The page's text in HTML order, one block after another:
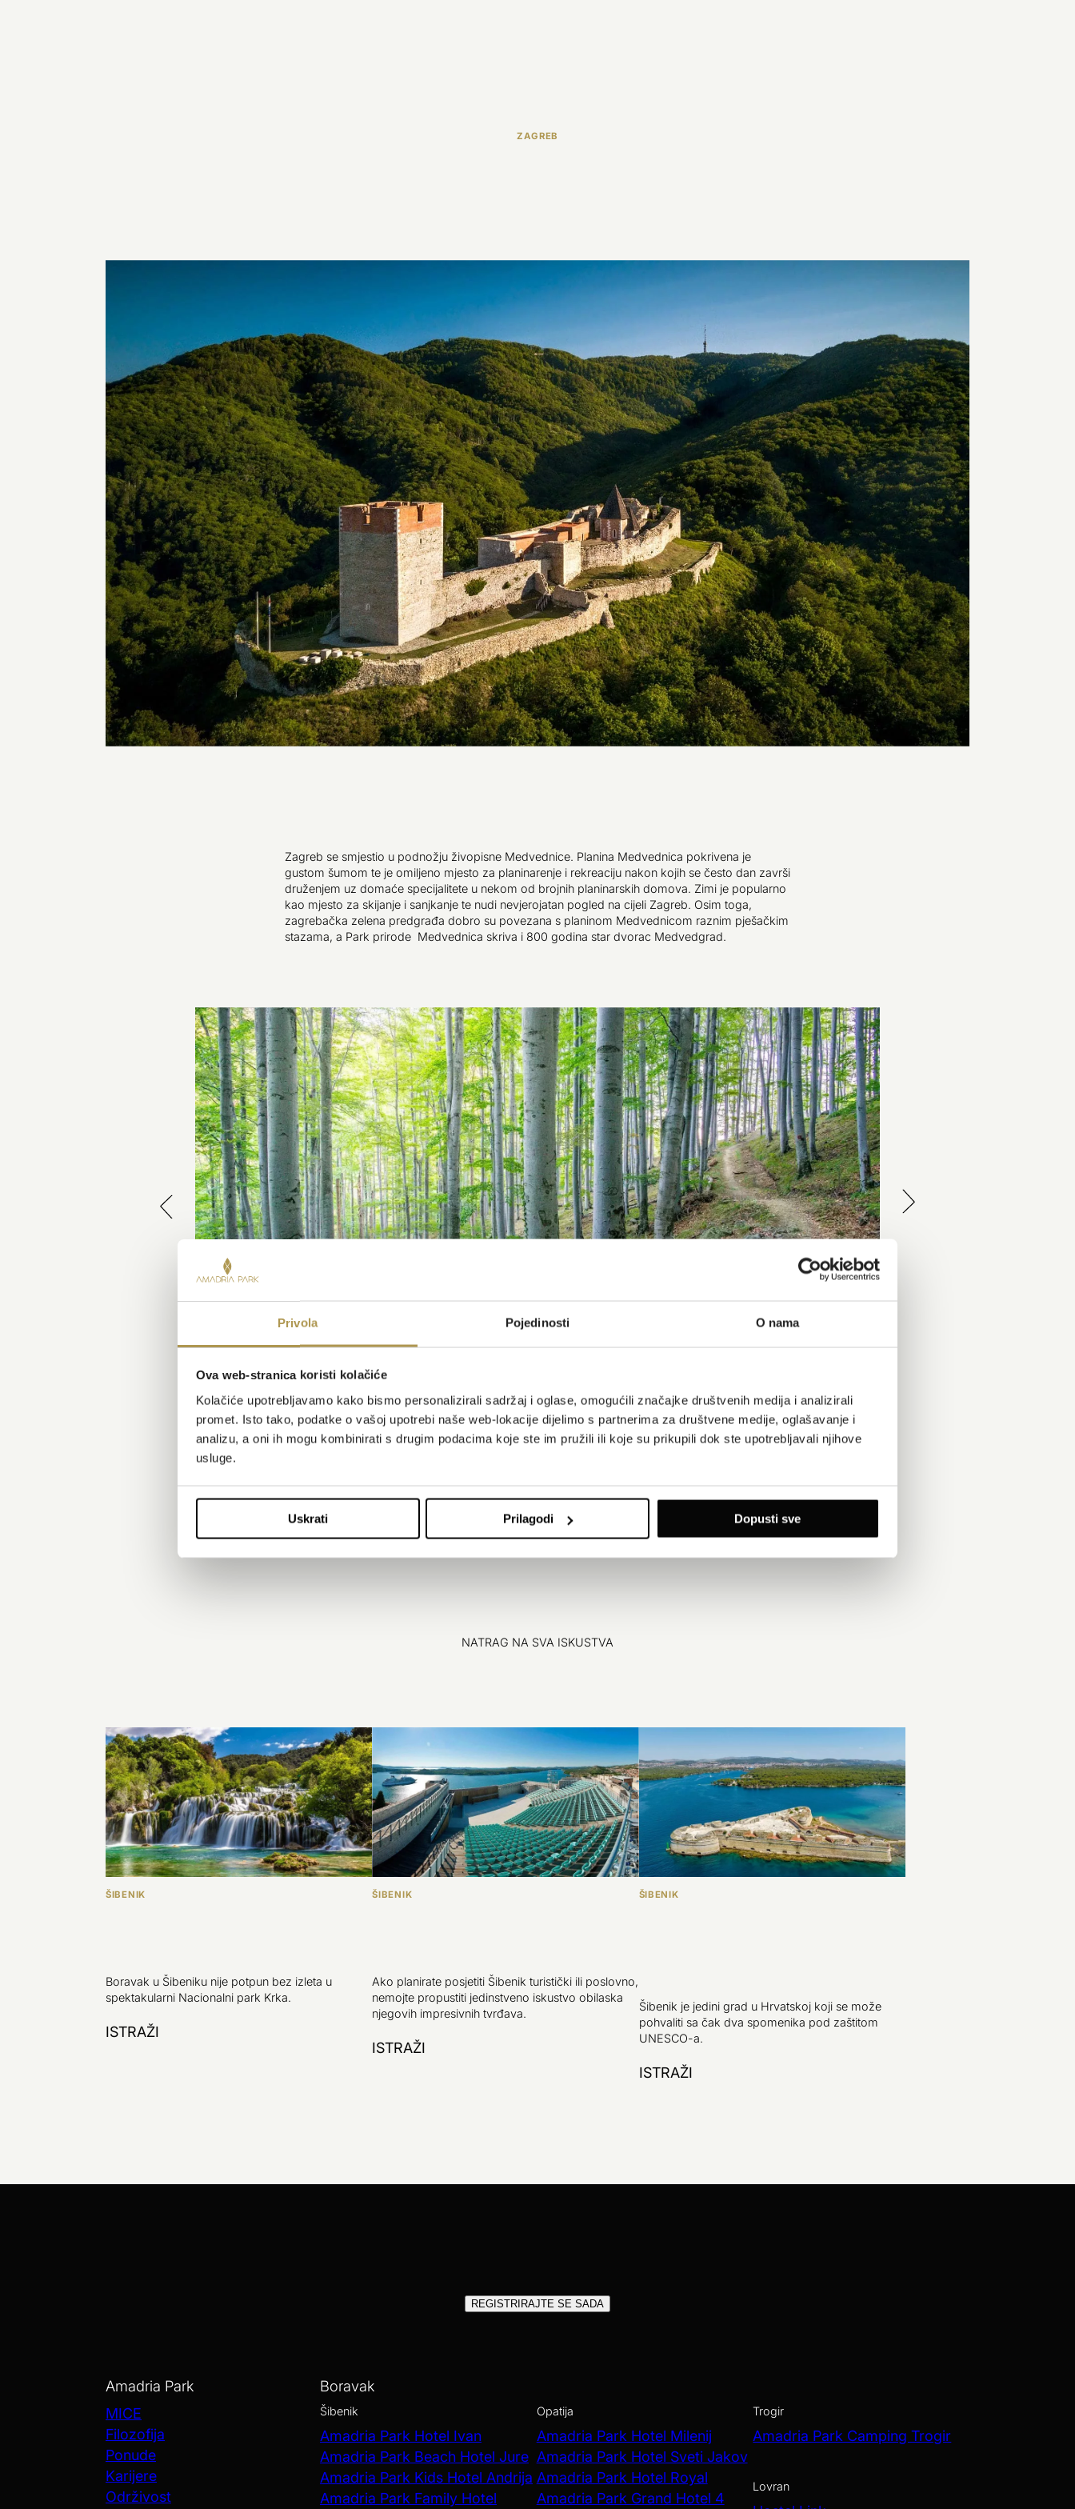
Privola Pojedinosti O nama
Ova web-stranica koristi kolačiće
Kolačiće upotrebljavamo kako bismo personalizirali sadržaj i oglase, omogućili značajke društvenih medija i analizirali
promet. Isto tako, podatke o vašoj upotrebi naše web-lokacije dijelimo s partnerima za društvene medije, oglašavanje i
analizu, a oni ih mogu kombinirati s drugim podacima koje ste im pružili ili koje su prikupili dok ste upotrebljavali njihove
usluge.
Uskrati Prilagodi Dopusti sve
ZAGREB
Zagreb se smjestio u podnožju živopisne Medvednice. Planina Medvednica pokrivena je
gustom šumom te je omiljeno mjesto za planinarenje i rekreaciju nakon kojih se često dan završi
druženjem uz domaće specijalitete u nekom od brojnih planinarskih domova. Zimi je popularno
kao mjesto za skijanje i sanjkanje te nudi nevjerojatan pogled na cijeli Zagreb. Osim toga,
zagrebačka zelena predgrađa dobro su povezana s planinom Medvednicom raznim pješačkim
stazama, a Park prirode Medvednica skriva i 800 godina star dvorac Medvedgrad.
NATRAG NA SVA ISKUSTVA
ŠIBENIK
Boravak u Šibeniku nije potpun bez izleta u
spektakularni Nacionalni park Krka.
ISTRAŽI
ŠIBENIK
Ako planirate posjetiti Šibenik turistički ili poslovno,
nemojte propustiti jedinstveno iskustvo obilaska
njegovih impresivnih tvrđava.
ISTRAŽI
ŠIBENIK
Šibenik je jedini grad u Hrvatskoj koji se može
pohvaliti sa čak dva spomenika pod zaštitom
UNESCO-a.
ISTRAŽI
REGISTRIRAJTE SE SADA
Amadria Park
MICE
Filozofija
Ponude
Karijere
Održivost
Boravak
Šibenik
Amadria Park Hotel Ivan
Amadria Park Beach Hotel Jure
Amadria Park Kids Hotel Andrija
Amadria Park Family Hotel
Opatija
Amadria Park Hotel Milenij
Amadria Park Hotel Sveti Jakov
Amadria Park Hotel Royal
Amadria Park Grand Hotel 4
Trogir
Amadria Park Camping Trogir
Lovran